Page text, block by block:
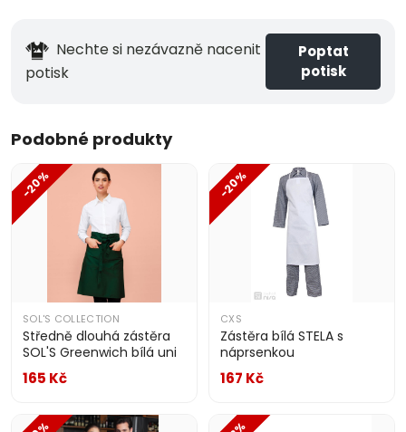
Nechte si nezávazně nacenit
potisk
Poptat
potisk
Podobné produkty
-20%
SOL'S COLLECTION
Středně dlouhá zástěra
SOL'S Greenwich bílá uni
165 Kč
-20%
CXS
Zástěra bílá STELA s
náprsenkou
167 Kč